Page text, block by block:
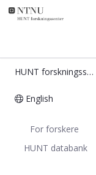
HUNT forskningssenter
English
Ledelse og
For forskere
HUNT databank